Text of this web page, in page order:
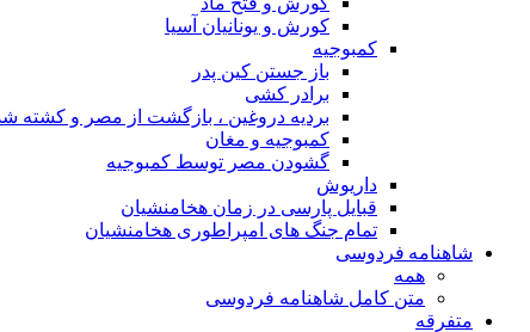
کورش و یونانیان آسیا
کمبوجیه
باز جستن کین پدر
برادر کشی
بردیه دروغین ، بازگشت از مصر و کشته
کمبوجیه و مغان
گشودن مصر توسط کمبوجیه
داریوش
قبایل پارسی در زمان هخامنشیان
تمام جنگ های امپراطوری هخامنشیان
شاهنامه فردوسی
همه
متن کامل شاهنامه فردوسی
متفرقه